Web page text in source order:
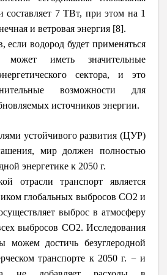
составляет 7 ТВт, при этом на 1
и ветровая энергия [8].
водород будет применяться
может иметь значительные
сектора, и это
возможности для
источников энергии.
устойчивого развития (ЦУР)
мир должен полностью
энергетике к 2050 г.
отрасли транспорт является
глобальных выбросов CO2 и
выброс в атмосферу
выбросов CO2. Исследования
можем достичь безуглеродной
транспорте к 2050 г. − и